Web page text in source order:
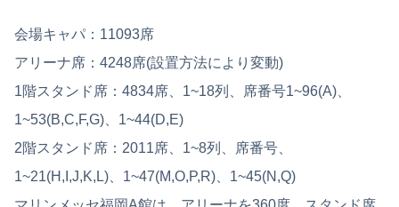
会場キャパ：11093席
アリーナ席：4248席(設置方法により変動)
1階スタンド席：4834席、1~18列、席番号1~96(A)、
1~53(B,C,F,G)、1~44(D,E)
2階スタンド席：2011席、1~8列、席番号、
1~21(H,I,J,K,L)、1~47(M,O,P,R)、1~45(N,Q)